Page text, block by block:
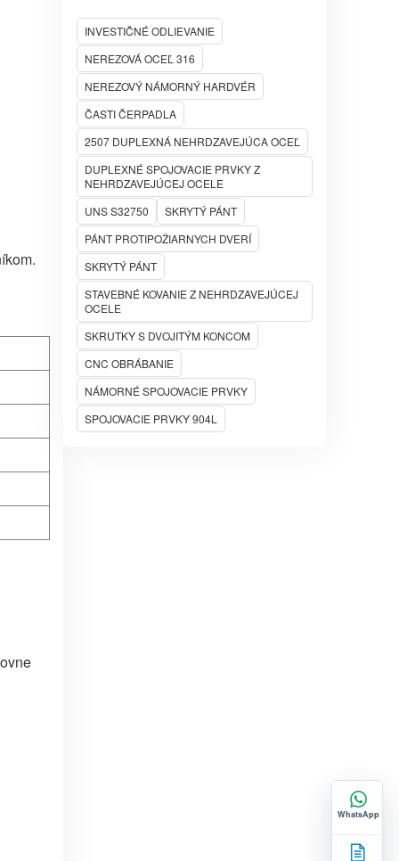
INVESTIČNÉ ODLIEVANIE
NEREZOVÁ OCEĽ 316
NEREZOVÝ NÁMORNÝ HARDVÉR
ČASTI ČERPADLA
2507 DUPLEXNÁ NEHRDZAVEJÚCA OCEĽ
DUPLEXNÉ SPOJOVACIE PRVKY Z
NEHRDZAVEJÚCEJ OCELE
UNS S32750
SKRYTÝ PÁNT
PÁNT PROTIPOŽIARNYCH DVERÍ
SKRYTÝ PÁNT
STAVEBNÉ KOVANIE Z NEHRDZAVEJÚCEJ
OCELE
SKRUTKY S DVOJITÝM KONCOM
CNC OBRÁBANIE
NÁMORNÉ SPOJOVACIE PRVKY
SPOJOVACIE PRVKY 904L
WhatsApp